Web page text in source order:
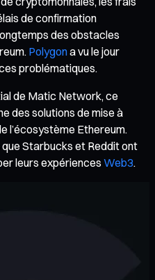
de confirmation
des obstacles
Polygona vu le jour
problématiques.
de Matic Network, ce
des solutions de mise à
l’écosystème Ethereum.
Starbucks et Reddit ont
leurs expériences Web3.